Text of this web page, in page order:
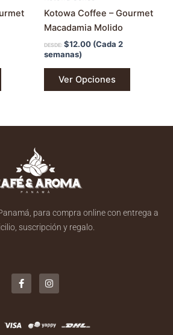
página
Kotowa Coffee – Gourmet
Macadamia Molido
DESDE: $12.00 (Cada 2
semanas)
Ver Opciones
página
para compra online con entrega a
suscripción y regalo.
a
c
e
o
k
n
s
t
a